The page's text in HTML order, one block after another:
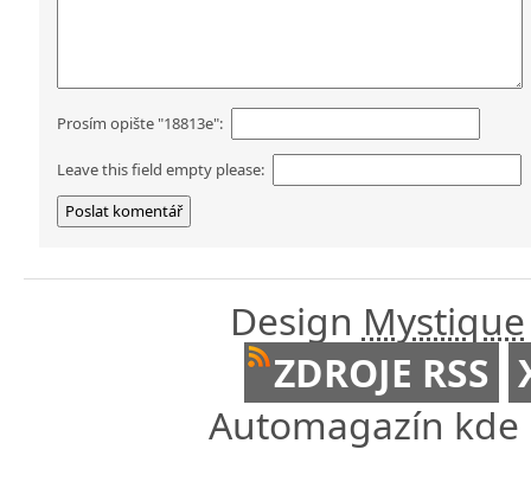
Prosím opište "18813e":
Leave this field empty please:
Design Mystique
ZDROJE RSS
Automagazín